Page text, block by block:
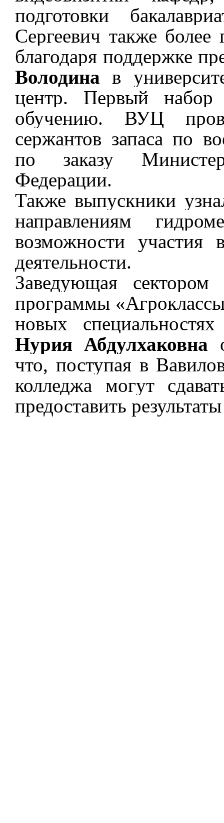
подготовки
Сергеевич также
благодаря поддержке
Володина в
центр. Первый набор
обучению. ВУЦ
сержантов запаса по
по заказу
Федерации.
Также выпускники
направлениям
возможности участия
деятельности.
Заведующая
программы
новых
Нурия Абдулхаковна
что, поступая в
колледжа могут
предоставить